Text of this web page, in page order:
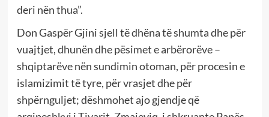
deri nën thua”.
Don Gaspër Gjini sjell të dhëna të shumta dhe për
vuajtjet, dhunën dhe pësimet e arbërorëve –
shqiptarëve nën sundimin otoman, për procesin e
islamizimit të tyre, për vrasjet dhe për
shpërnguljet; dëshmohet ajo gjendje që